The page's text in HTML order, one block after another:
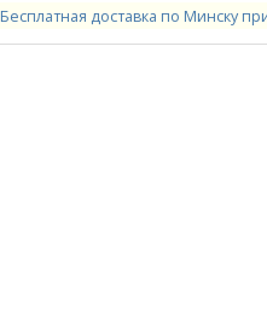
Бесплатная доставка по Минску